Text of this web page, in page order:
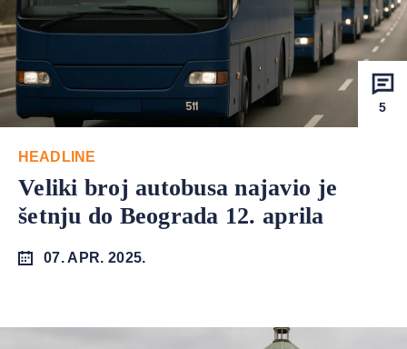
5
HEADLINE
Veliki broj autobusa najavio je
šetnju do Beograda 12. aprila
07. APR. 2025.